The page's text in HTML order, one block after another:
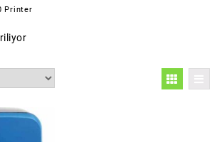
Printer